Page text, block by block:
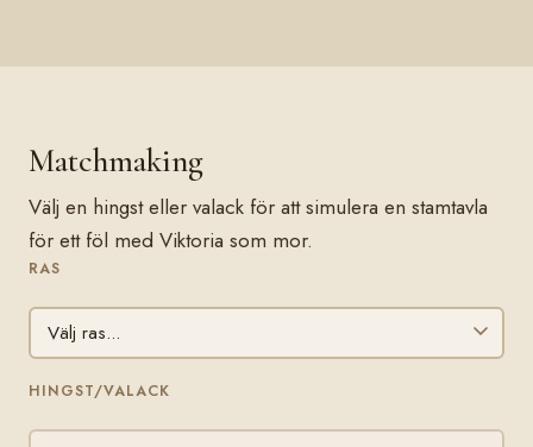
Matchmaking
Välj en hingst eller valack för att simulera en stamtavla
för ett föl med Viktoria som mor.
RAS
HINGST/VALACK